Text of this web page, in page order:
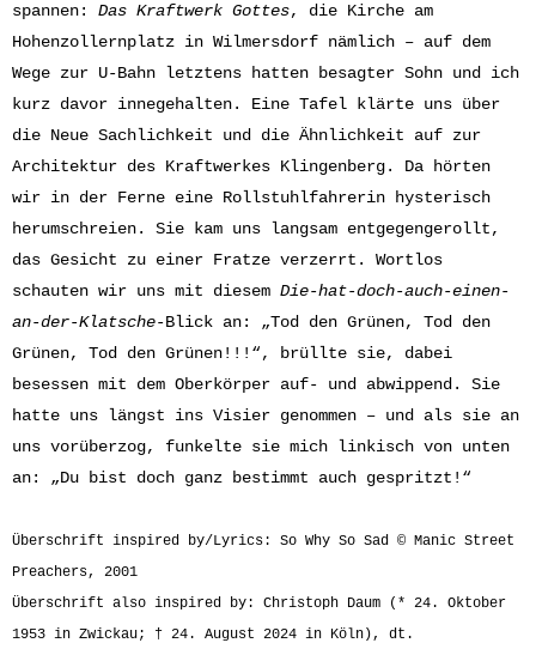
spannen: Das Kraftwerk Gottes, die Kirche am
Hohenzollernplatz in Wilmersdorf nämlich – auf dem
Wege zur U-Bahn letztens hatten besagter Sohn und ich
kurz davor innegehalten. Eine Tafel klärte uns über
die Neue Sachlichkeit und die Ähnlichkeit auf zur
Architektur des Kraftwerkes Klingenberg. Da hörten
wir in der Ferne eine Rollstuhlfahrerin hysterisch
herumschreien. Sie kam uns langsam entgegengerollt,
das Gesicht zu einer Fratze verzerrt. Wortlos
schauten wir uns mit diesem Die-hat-doch-auch-einen-
an-der-Klatsche-Blick an: „Tod den Grünen, Tod den
Grünen, Tod den Grünen!!!“, brüllte sie, dabei
besessen mit dem Oberkörper auf- und abwippend. Sie
hatte uns längst ins Visier genommen – und als sie an
uns vorüberzog, funkelte sie mich linkisch von unten
an: „Du bist doch ganz bestimmt auch gespritzt!“
Überschrift inspired by/Lyrics: So Why So Sad © Manic Street
Preachers, 2001
Überschrift also inspired by: Christoph Daum (* 24. Oktober
1953 in Zwickau; † 24. August 2024 in Köln), dt.